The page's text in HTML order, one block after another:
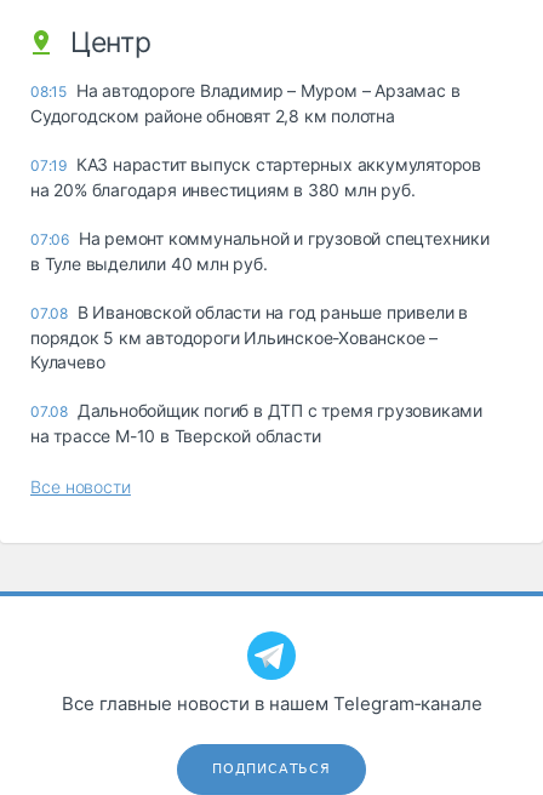
Центр
08:15 На автодороге Владимир – Муром – Арзамас в
Судогодском районе обновят 2,8 км полотна
07:19 КАЗ нарастит выпуск стартерных аккумуляторов
на 20% благодаря инвестициям в 380 млн руб.
07:06 На ремонт коммунальной и грузовой спецтехники
в Туле выделили 40 млн руб.
07.08 В Ивановской области на год раньше привели в
порядок 5 км автодороги Ильинское-Хованское –
Кулачево
07.08 Дальнобойщик погиб в ДТП с тремя грузовиками
на трассе М-10 в Тверской области
Все новости
Все главные новости в нашем Telegram‑канале
ПОДПИСАТЬСЯ